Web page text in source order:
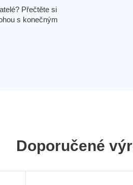
Přečtěte si
s konečným
Doporučené